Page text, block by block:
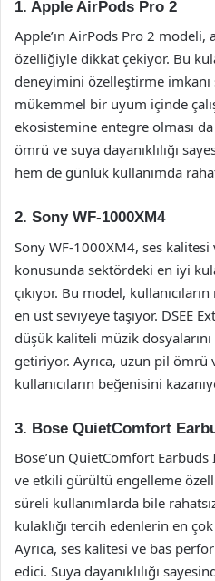
1. Apple AirPods Pro 2
Apple’ın AirPods Pro 2
özelliğiyle dikkat çekiyor. Bu
deneyimini özelleştirme
mükemmel bir uyum içinde
ekosistemine entegre olması
ömrü ve suya dayanıklılığı
hem de günlük kullanımda
2. Sony WF-1000XM4
Sony WF-1000XM4, ses
konusunda sektördeki en iyi
çıkıyor. Bu model,
en üst seviyeye taşıyor. DSEE
düşük kaliteli müzik
getiriyor. Ayrıca, uzun pil ömrü
kullanıcıların beğenisini
3. Bose QuietComfort
Bose’un QuietComfort
ve etkili gürültü engelleme
süreli kullanımlarda bile
kulaklığı tercih edenlerin en
Ayrıca, ses kalitesi ve bas
edici. Suya dayanıklılığı